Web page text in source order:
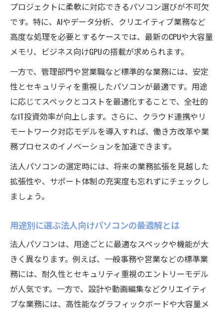
プロジェクトに柔軟に対応できるパソコン選びが不可欠
です。特に、AIやデータ分析、クリエイティブ業務など
高度な処理を必要とするケースでは、最新のCPUや大容量
メモリ、ビジネス向けGPUの搭載が求められます。
一方で、管理部門や営業職など標準的な業務には、安定
性とセキュリティを重視したパソコンが最適です。用途
に応じてスペックとコストを最適化することで、全社的
なIT投資効率が向上します。さらに、クラウド連携やリ
モートワーク対応モデルを導入すれば、働き方改革や業
務プロセスのイノベーションを加速できます。
法人パソコンの選定時には、将来の業務拡張を見越した
拡張性や、サポート体制の充実度も忘れずにチェックし
ましょう。
用途別に選ぶ法人向けパソコンの最適解とは
法人パソコンは、用途ごとに最適なスペックや機能が大
きく異なります。例えば、一般事務や営業などの標準業
務には、耐久性とセキュリティ重視のエントリーモデル
が人気です。一方で、設計や動画編集などクリエイティ
ブな業務には、高性能なグラフィックボードや大容量メ